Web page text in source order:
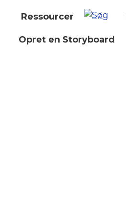
Ressourcer
Opret en Storyboard